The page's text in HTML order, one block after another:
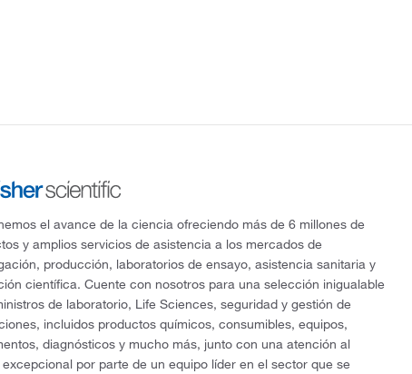
el avance de la ciencia ofreciendo más de 6 millones de
y amplios servicios de asistencia a los mercados de
producción, laboratorios de ensayo, asistencia sanitaria y
científica. Cuente con nosotros para una selección inigualable
de laboratorio, Life Sciences, seguridad y gestión de
incluidos productos químicos, consumibles, equipos,
diagnósticos y mucho más, junto con una atención al
por parte de un equipo líder en el sector que se